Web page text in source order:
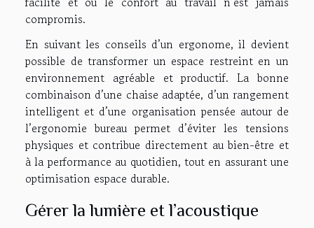
compromis.
En suivant les conseils d’un ergonome, il devient
possible de transformer un espace restreint en un
environnement agréable et productif. La bonne
combinaison d’une chaise adaptée, d’un rangement
intelligent et d’une organisation pensée autour de
l’ergonomie bureau permet d’éviter les tensions
physiques et contribue directement au bien-être et
à la performance au quotidien, tout en assurant une
optimisation espace durable.
Gérer la lumière et l’acoustique